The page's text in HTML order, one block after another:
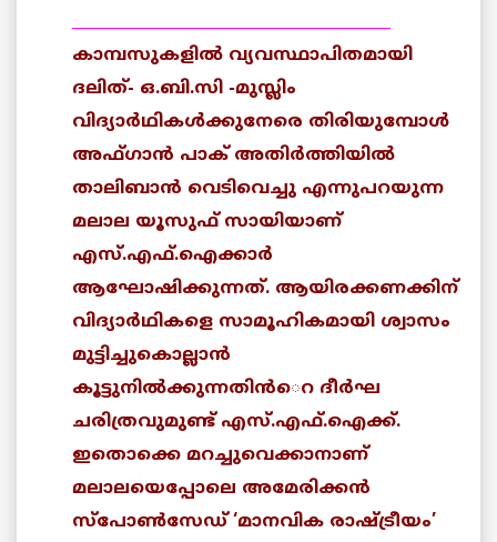
കാമ്പസുകളില്‍ വ്യവസ്ഥാപിതമായി
ദലിത്- ഒ.ബി.സി -മുസ്ലിം
വിദ്യാര്‍ഥികള്‍ക്കുനേരെ തിരിയുമ്പോള്‍
അഫ്ഗാന്‍ പാക് അതിര്‍ത്തിയില്‍
താലിബാന്‍ വെടിവെച്ചു എന്നുപറയുന്ന
മലാല യൂസുഫ് സായിയാണ്
എസ്.എഫ്.ഐക്കാര്‍
ആഘോഷിക്കുന്നത്. ആയിരക്കണക്കിന്
വിദ്യാര്‍ഥികളെ സാമൂഹികമായി ശ്വാസം
മുട്ടിച്ചുകൊല്ലാന്‍
കൂട്ടുനില്‍ക്കുന്നതിന്‍െറ ദീര്‍ഘ
ചരിത്രവുമുണ്ട് എസ്.എഫ്.ഐക്ക്.
ഇതൊക്കെ മറച്ചുവെക്കാനാണ്
മലാലയെപ്പോലെ അമേരിക്കന്‍
സ്പോണ്‍സേഡ് ‘മാനവിക രാഷ്ട്രീയം’